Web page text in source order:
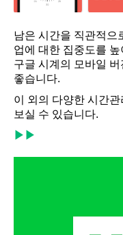
남은 시간을 직관적으
업에 대한 집중도를
구글 시계의 모바일
좋습니다.
이 외의 다양한 시간
보실 수 있습니다.
▶▶